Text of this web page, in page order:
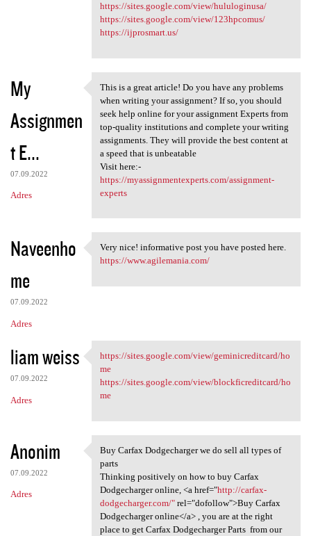
https://sites.google.com/view/hululoginusa/
https://sites.google.com/view/123hpcomus/
https://ijprosmart.us/
My
Assignmen
t E...
07.09.2022
Adres
This is a great article! Do
This is a great article! Do you have any problems
when writing your assignment? If so, you should
seek help online for your assignment Experts from
top-quality institutions and complete your writing
assignments. They will provide the best content at
a speed that is unbeatable
Visit here:-
https://myassignmentexperts.com/assignment-
experts
Naveenho
me
07.09.2022
Adres
Very nice! informative post
Very nice! informative post you have posted here.
https://www.agilemania.com/
liam weiss
07.09.2022
Adres
https://sites.google.com/view
https://sites.google.com/view/geminicreditcard/ho
me
https://sites.google.com/view/blockficreditcard/ho
me
Anonim
07.09.2022
Adres
Buy Carfax Dodgecharger we
Buy Carfax Dodgecharger we do sell all types of
parts
Thinking positively on how to buy Carfax
Dodgecharger online, <a href="http://carfax-
dodgecharger.com/"rel="dofollow">Buy Carfax
Dodgecharger online</a> , you are at the right
place to get Carfax Dodgecharger Parts from our